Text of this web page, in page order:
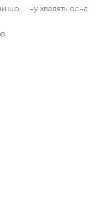
що … ну хвалять одна